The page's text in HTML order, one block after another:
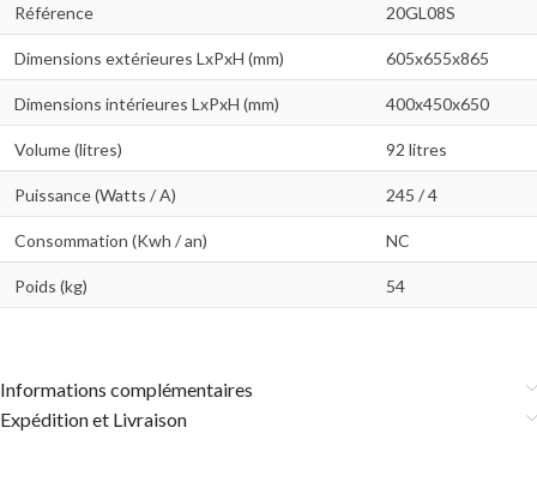
Référence 20GL08S
Dimensions extérieures LxPxH (mm) 605x655x865
Dimensions intérieures LxPxH (mm) 400x450x650
Volume (litres) 92 litres
Puissance (Watts / A) 245 / 4
Consommation (Kwh / an) NC
Poids (kg) 54
Informations complémentaires
Expédition et Livraison